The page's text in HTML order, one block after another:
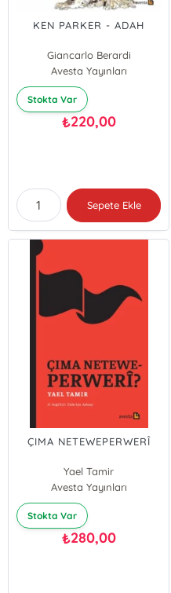
KEN PARKER - ADAH
Giancarlo Berardi
Ivo Milazzo
Avesta Yayınları
Stokta Var
₺220,00
Sepete Ekle
ÇIMA NETEWEPERWERÎ
Yael Tamir
Avesta Yayınları
Stokta Var
₺280,00